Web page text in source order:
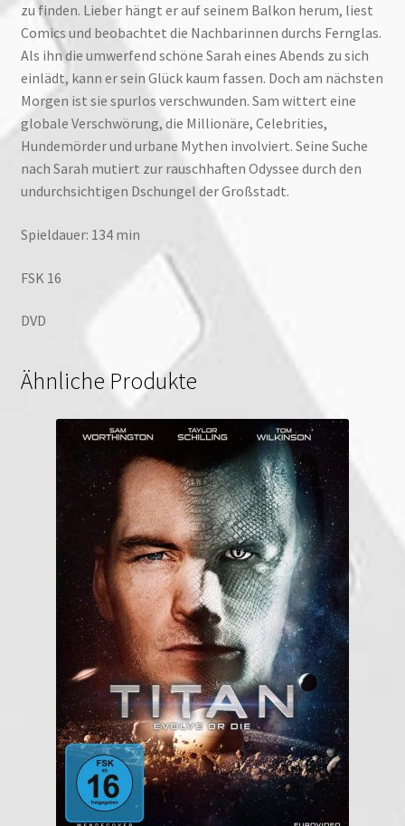
zu finden. Lieber hängt er auf seinem Balkon herum, liest
Comics und beobachtet die Nachbarinnen durchs Fernglas.
Als ihn die umwerfend schöne Sarah eines Abends zu sich
einlädt, kann er sein Glück kaum fassen. Doch am nächsten
Morgen ist sie spurlos verschwunden. Sam wittert eine
globale Verschwörung, die Millionäre, Celebrities,
Hundemörder und urbane Mythen involviert. Seine Suche
nach Sarah mutiert zur rauschhaften Odyssee durch den
undurchsichtigen Dschungel der Großstadt.
Spieldauer: 134 min
FSK 16
DVD
Ähnliche Produkte